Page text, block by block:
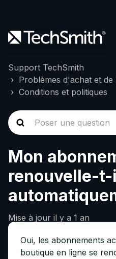
Support TechSmith
Problèmes d'achat et de
Conditions et politiques
Mon
renouvelle-
Mise à jour il y a 1 an
Oui, les abonnements
boutique en ligne se